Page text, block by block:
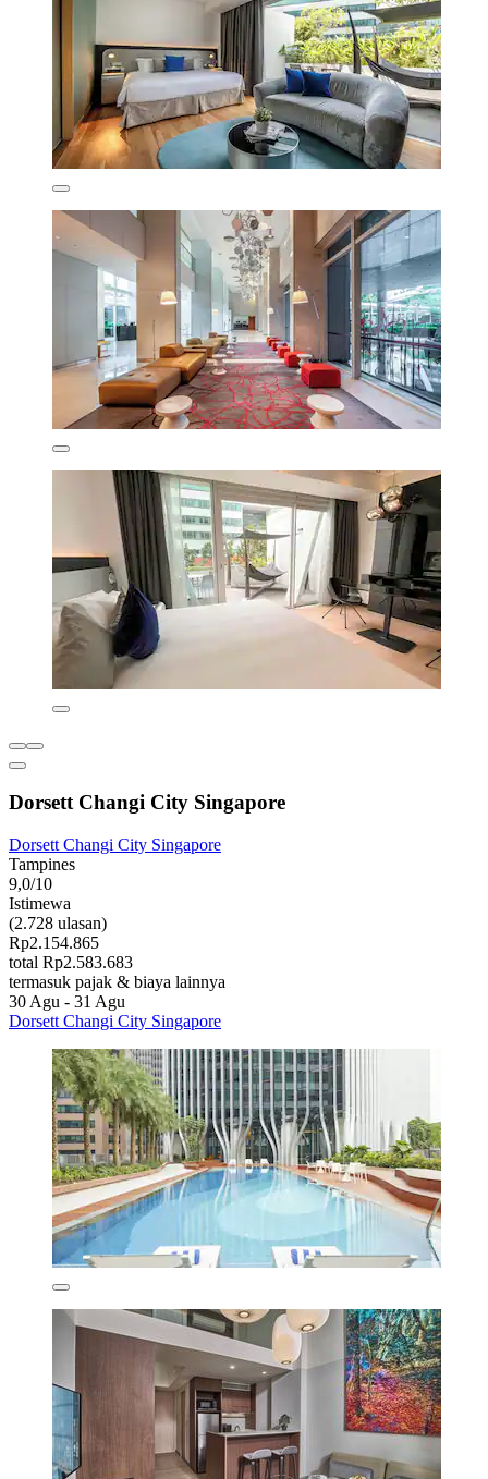
Dorsett Changi City Singapore
Dorsett Changi City Singapore
Tampines
9,0/10
Istimewa
(2.728 ulasan)
Rp2.154.865
total Rp2.583.683
termasuk pajak & biaya lainnya
30 Agu - 31 Agu
Dorsett Changi City Singapore